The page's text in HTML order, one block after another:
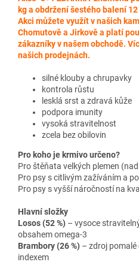
kg a obdržení šestého balení
Akci můžete využít v našich
Chomutově a Jirkově a platí
zákazníky v našem obchodě.
našich prodejnách.
silné klouby a chrupavky
kontrola růstu
lesklá srst a zdravá kůže
podpora imunity
vysoká stravitelnost
zcela bez obilovin
Pro koho je krmivo určeno?
Pro štěňata velkých plemen
Pro psy s citlivým zažíváním a
Pro psy s vyšší náročností na
Hlavní složky
Losos (52 %) – vysoce straviteln
obsahem omega-3
Brambory (26 %) – zdroj pomal é
indexem